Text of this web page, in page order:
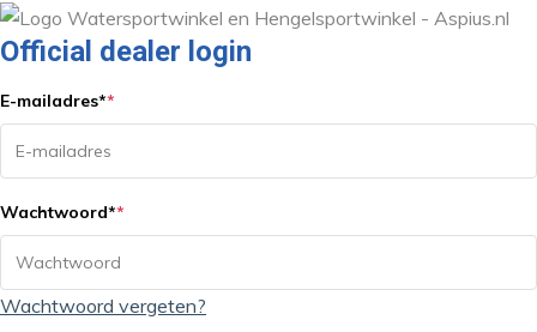
Official dealer login
E-mailadres**
Wachtwoord**
Wachtwoord vergeten?